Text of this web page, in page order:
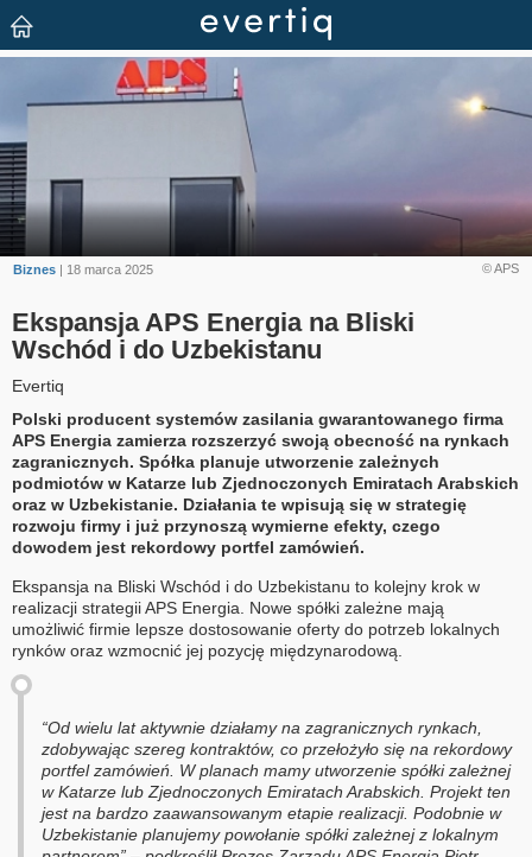
© APS
Biznes | 18 marca 2025
Ekspansja APS Energia na Bliski
Wschód i do Uzbekistanu
Evertiq
Polski producent systemów zasilania gwarantowanego firma
APS Energia zamierza rozszerzyć swoją obecność na rynkach
zagranicznych. Spółka planuje utworzenie zależnych
podmiotów w Katarze lub Zjednoczonych Emiratach Arabskich
oraz w Uzbekistanie. Działania te wpisują się w strategię
rozwoju firmy i już przynoszą wymierne efekty, czego
dowodem jest rekordowy portfel zamówień.
Ekspansja na Bliski Wschód i do Uzbekistanu to kolejny krok w
realizacji strategii APS Energia. Nowe spółki zależne mają
umożliwić firmie lepsze dostosowanie oferty do potrzeb lokalnych
rynków oraz wzmocnić jej pozycję międzynarodową.
“Od wielu lat aktywnie działamy na zagranicznych rynkach,
zdobywając szereg kontraktów, co przełożyło się na rekordowy
portfel zamówień. W planach mamy utworzenie spółki zależnej
w Katarze lub Zjednoczonych Emiratach Arabskich. Projekt ten
jest na bardzo zaawansowanym etapie realizacji. Podobnie w
Uzbekistanie planujemy powołanie spółki zależnej z lokalnym